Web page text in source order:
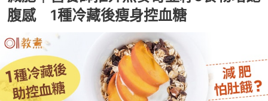
腹感 1種冷藏後瘦身控血糖